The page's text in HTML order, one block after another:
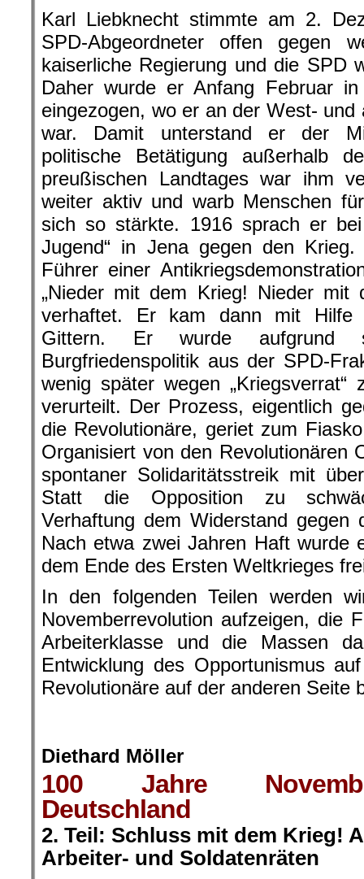
Karl Liebknecht stimmte am 2.
SPD-Abgeordneter offen gegen
kaiserliche Regierung und die SPD
Daher wurde er Anfang Februar in
eingezogen, wo er an der West-
war. Damit unterstand er der
politische Betätigung außerhalb
preußischen Landtages war ihm
weiter aktiv und warb Menschen
sich so stärkte. 1916 sprach er
Jugend“ in Jena gegen den
Führer einer
„Nieder mit dem Krieg! Nieder mit
verhaftet. Er kam dann mit Hilfe
Gittern. Er wurde aufgrund
Burgfriedenspolitik aus der SPD-
wenig später wegen
verurteilt. Der Prozess, eigentlich
die Revolutionäre, geriet zum
Organisiert von den Revolutionären
spontaner Solidaritätsstreik mit
Statt die Opposition zu
Verhaftung dem Widerstand gegen
Nach etwa zwei Jahren Haft wurde
dem Ende des Ersten Weltkrieges
In den folgenden Teilen werden
Novemberrevolution aufzeigen, die
Arbeiterklasse und die Massen
Entwicklung des Opportunismus
Revolutionäre auf der anderen Seite
Diethard Möller
100 Jahre
Deutschland
2. Teil: Schluss mit dem Krieg!
Arbeiter- und Soldatenräten